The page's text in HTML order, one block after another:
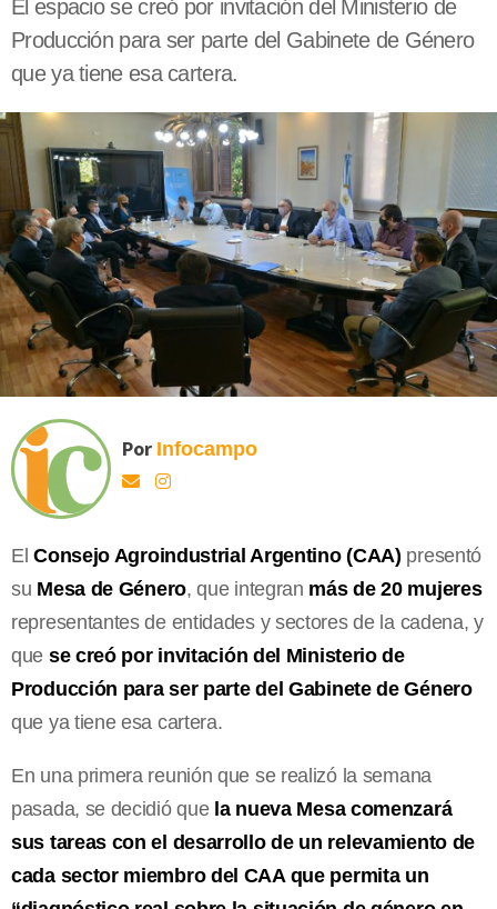
El espacio se creó por invitación del Ministerio de
Producción para ser parte del Gabinete de Género
que ya tiene esa cartera.
Por Infocampo
ElConsejo Agroindustrial Argentino (CAA) presentó
su Mesa de Género, que integran más de 20 mujeres
representantes de entidades y sectores de la cadena, y
que se creó por invitación del Ministerio de
Producción para ser parte del Gabinete de Género
que ya tiene esa cartera.
En una primera reunión que se realizó la semana
pasada, se decidió que la nueva Mesa comenzará
sus tareas con el desarrollo de un relevamiento de
cada sector miembro del CAA que permita un